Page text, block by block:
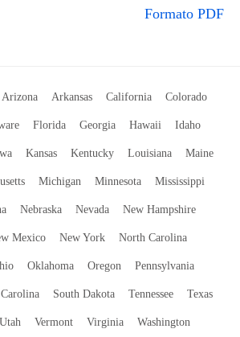
Formato PDF
Arizona Arkansas California Colorado
Florida Georgia Hawaii Idaho
Kansas Kentucky Louisiana Maine
Michigan Minnesota Mississippi
Nebraska Nevada New Hampshire
Mexico New York North Carolina
Oklahoma Oregon Pennsylvania
South Dakota Tennessee Texas
Utah Vermont Virginia Washington